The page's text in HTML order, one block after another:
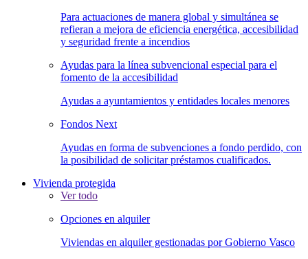
Para actuaciones de manera global y simultánea se
refieran a mejora de eficiencia energética, accesibilidad
y seguridad frente a incendios
Ayudas para la línea subvencional especial para el
fomento de la accesibilidad
Ayudas a ayuntamientos y entidades locales menores
Fondos Next
Ayudas en forma de subvenciones a fondo perdido, con
la posibilidad de solicitar préstamos cualificados.
Vivienda protegida
Ver todo
Opciones en alquiler
Viviendas en alquiler gestionadas por Gobierno Vasco